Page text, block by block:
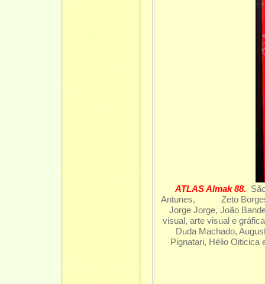
ATLAS Almak 88.
Antunes, Zeto Borges,
Jorge Jorge, João
visual, arte visual e
Duda Machado,
Pignatari, Hélio